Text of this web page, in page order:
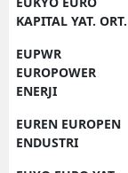
KAPITAL YAT. ORT.
EUPWR
EUROPOWER
ENERJI
EUREN EUROPEN
ENDUSTRI